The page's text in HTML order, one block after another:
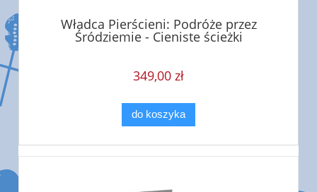
Władca Pierścieni: Podróże przez
Śródziemie - Cieniste ścieżki
349,00 zł
do koszyka